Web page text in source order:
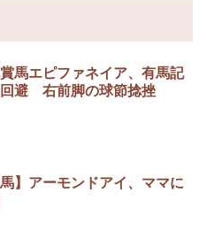
馬エピファネイア、有馬記
避 右前脚の球節捻挫
馬】アーモンドアイ、ママに